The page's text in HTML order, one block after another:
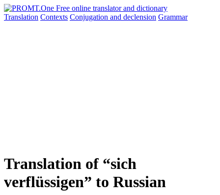
Translation Contexts Conjugation and declension Grammar
Translation of “sich
verflüssigen” to Russian